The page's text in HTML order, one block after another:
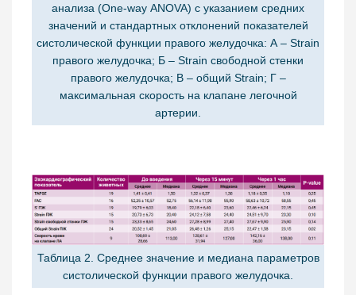
анализа (One-way ANOVA) с указанием средних
значений и стандартных отклонений показателей
систолической функции правого желудочка: А – Strain
правого желудочка; Б – Strain свободной стенки
правого желудочка; В – общий Strain; Г –
максимальная скорость на клапане легочной
артерии.
Таблица 2. Среднее значение и медиана параметров
систолической функции правого желудочка.